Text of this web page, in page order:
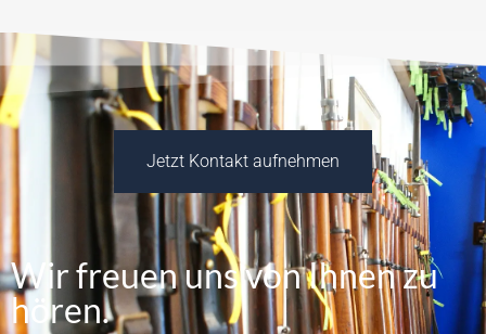
Jetzt Kontakt aufnehmen
Wir freuen uns von Ihnen zu
hören.